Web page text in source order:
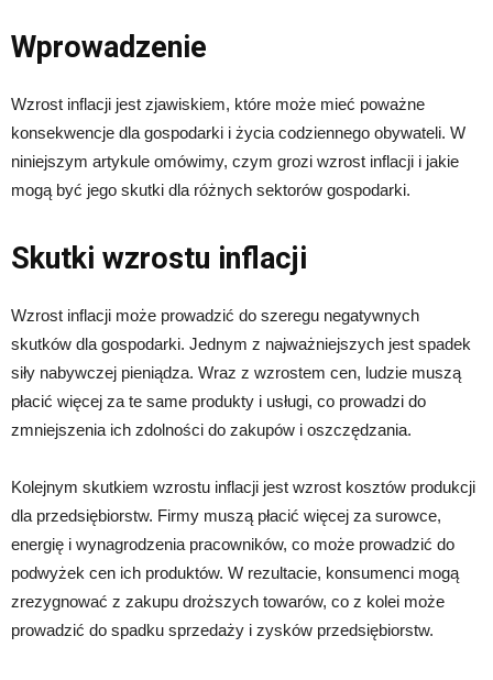
Wprowadzenie
Wzrost inflacji jest zjawiskiem, które może mieć poważne
konsekwencje dla gospodarki i życia codziennego obywateli. W
niniejszym artykule omówimy, czym grozi wzrost inflacji i jakie
mogą być jego skutki dla różnych sektorów gospodarki.
Skutki wzrostu inflacji
Wzrost inflacji może prowadzić do szeregu negatywnych
skutków dla gospodarki. Jednym z najważniejszych jest spadek
siły nabywczej pieniądza. Wraz z wzrostem cen, ludzie muszą
płacić więcej za te same produkty i usługi, co prowadzi do
zmniejszenia ich zdolności do zakupów i oszczędzania.
Kolejnym skutkiem wzrostu inflacji jest wzrost kosztów produkcji
dla przedsiębiorstw. Firmy muszą płacić więcej za surowce,
energię i wynagrodzenia pracowników, co może prowadzić do
podwyżek cen ich produktów. W rezultacie, konsumenci mogą
zrezygnować z zakupu droższych towarów, co z kolei może
prowadzić do spadku sprzedaży i zysków przedsiębiorstw.